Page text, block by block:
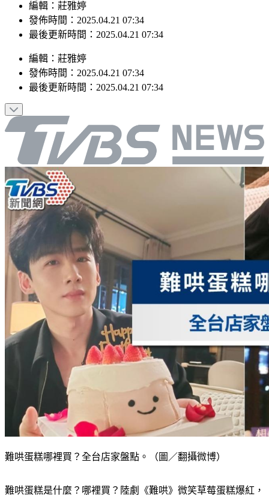
編輯：莊雅婷
發佈時間：2025.04.21 07:34
最後更新時間：2025.04.21 07:34
編輯 ： 莊雅婷
發佈時間： 2025.04.21 07:34
最後更新時間： 2025.04.21 07:34
難哄蛋糕哪裡買？全台店家盤點。（圖／翻攝微博）
難哄蛋糕是什麼？哪裡買？陸劇《難哄》微笑草莓蛋糕爆紅，